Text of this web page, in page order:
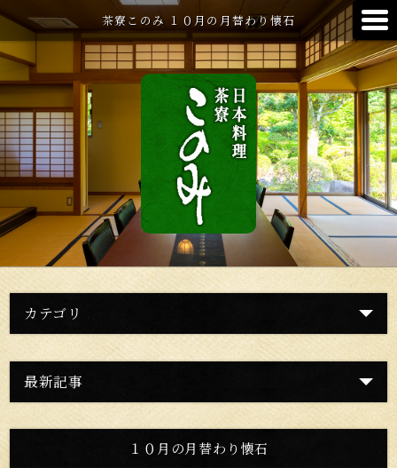
茶寮このみ １０月の月替わり懐石
カテゴリ
最新記事
１０月の月替わり懐石